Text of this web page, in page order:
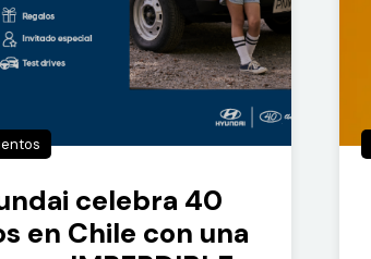
celebra 40
en Chile con una